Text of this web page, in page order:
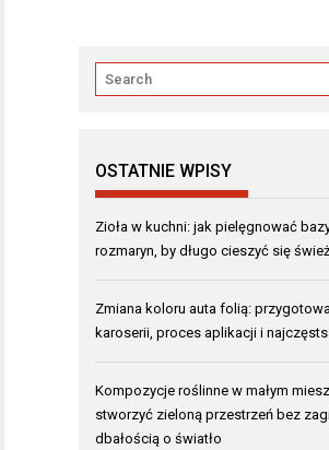
OSTATNIE WPISY
Zioła w kuchni: jak pielęgnować
rozmaryn, by długo cieszyć się
Zmiana koloru auta folią:
karoserii, proces aplikacji i
Kompozycje roślinne w małym
stworzyć zieloną przestrzeń bez
dbałością o światło